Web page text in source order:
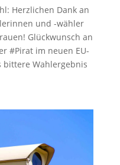
Herzlichen Dank an
und -wähler
Glückwunsch an
#Pirat im neuen EU-
bittere Wahlergebnis